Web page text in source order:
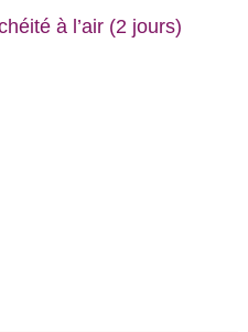
à l’air (2 jours)